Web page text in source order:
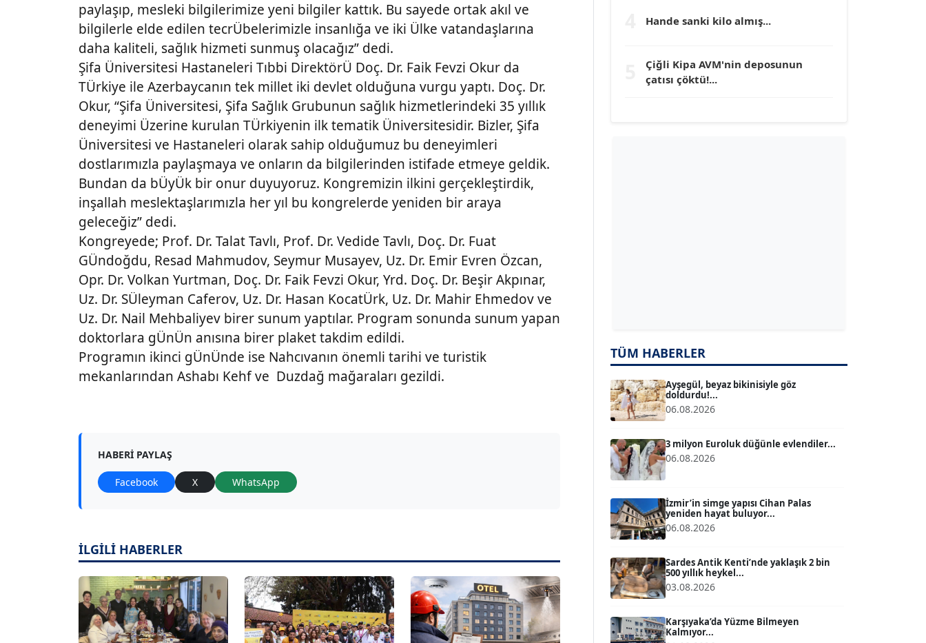
paylaşıp, mesleki bilgilerimize yeni bilgiler kattık. Bu sayede ortak akıl ve
bilgilerle elde edilen tecrÜbelerimizle insanlığa ve iki Ülke vatandaşlarına
daha kaliteli, sağlık hizmeti sunmuş olacağız” dedi.
Şifa Üniversitesi Hastaneleri Tıbbi DirektörÜ Doç. Dr. Faik Fevzi Okur da
TÜrkiye ile Azerbaycanın tek millet iki devlet olduğuna vurgu yaptı. Doç. Dr.
Okur, “Şifa Üniversitesi, Şifa Sağlık Grubunun sağlık hizmetlerindeki 35 yıllık
deneyimi Üzerine kurulan TÜrkiyenin ilk tematik Üniversitesidir. Bizler, Şifa
Üniversitesi ve Hastaneleri olarak sahip olduğumuz bu deneyimleri
dostlarımızla paylaşmaya ve onların da bilgilerinden istifade etmeye geldik.
Bundan da bÜyÜk bir onur duyuyoruz. Kongremizin ilkini gerçekleştirdik,
inşallah meslektaşlarımızla her yıl bu kongrelerde yeniden bir araya
geleceğiz” dedi.
Kongreyede; Prof. Dr. Talat Tavlı, Prof. Dr. Vedide Tavlı, Doç. Dr. Fuat
GÜndoğdu, Resad Mahmudov, Seymur Musayev, Uz. Dr. Emir Evren Özcan,
Opr. Dr. Volkan Yurtman, Doç. Dr. Faik Fevzi Okur, Yrd. Doç. Dr. Beşir Akpınar,
Uz. Dr. SÜleyman Caferov, Uz. Dr. Hasan KocatÜrk, Uz. Dr. Mahir Ehmedov ve
Uz. Dr. Nail Mehbaliyev birer sunum yaptılar. Program sonunda sunum yapan
doktorlara gÜnÜn anısına birer plaket takdim edildi.
Programın ikinci gÜnÜnde ise Nahcıvanın önemli tarihi ve turistik
mekanlarından Ashabı Kehf ve Duzdağ mağaraları gezildi.
HABERI PAYLAŞ
Facebook X WhatsApp
İLGİLİ HABERLER
Köşe Yazarı
T Köşe Yazarı
ATİLLA KÖPRÜLÜOĞLU
BÜLENT GÜRLÜK
MERT ERBOY
B BÜLENT SAĞLAM
Hande sanki kilo almış...
Çiğli Kipa AVM'nin deposunun
çatısı çöktü!...
TÜM HABERLER
Ayşegül, beyaz bikinisiyle göz
doldurdu!...
06.08.2026
3 milyon Euroluk düğünle evlendiler...
06.08.2026
İzmir’in simge yapısı Cihan Palas
yeniden hayat buluyor...
06.08.2026
Sardes Antik Kenti’nde yaklaşık 2 bin
500 yıllık heykel...
03.08.2026
Karşıyaka’da Yüzme Bilmeyen
Kalmıyor...